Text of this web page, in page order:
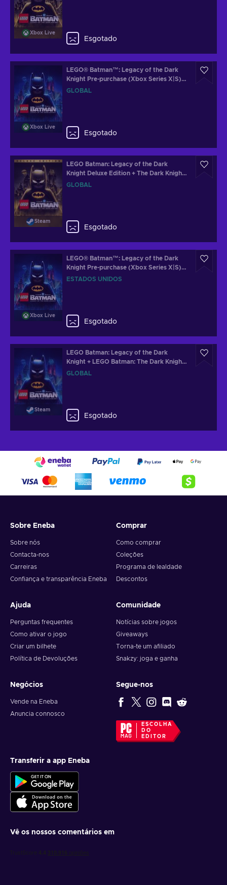
Xbox Live
Esgotado
Xbox Live
LEGO® Batman™: Legacy of the Dark
Knight Pre-purchase (Xbox Series X|S)
XBOX LIVE Key GLOBAL
GLOBAL
Esgotado
Steam
LEGO Batman: Legacy of the Dark
Knight Deluxe Edition + The Dark Knight
Returns Batsuit Skin Steam Key (PC)
GLOBAL
Esgotado
Xbox Live
LEGO® Batman™: Legacy of the Dark
Knight Pre-purchase (Xbox Series X|S)
XBOX LIVE Key UNITED STATES
ESTADOS UNIDOS
Esgotado
Steam
LEGO Batman: Legacy of the Dark
Knight + LEGO Batman: The Dark Knight
Returns Batsuit Skin Steam Key (PC)
GLOBAL
Esgotado
Sobre Eneba
Sobre nós
Contacta-nos
Carreiras
Confiança e transparência Eneba
Comprar
Como comprar
Coleções
Programa de lealdade
Descontos
Ajuda
Perguntas frequentes
Como ativar o jogo
Criar um bilhete
Política de Devoluções
Comunidade
Notícias sobre jogos
Giveaways
Torna-te um afiliado
Snakzy: joga e ganha
Negócios
Vende na Eneba
Anuncia connosco
Segue-nos
ESCOLHA
DO
EDITOR
Transferir a app Eneba
Vê os nossos comentários em